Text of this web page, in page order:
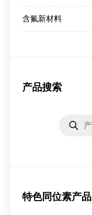
含氟新材料
产品搜索
search
特色同位素产品